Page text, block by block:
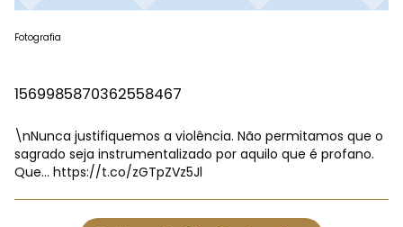
Fotografia
1569985870362558467
\nNunca justifiquemos a violência. Não permitamos que o
sagrado seja instrumentalizado por aquilo que é profano.
Que… https://t.co/zGTpZVz5Jl